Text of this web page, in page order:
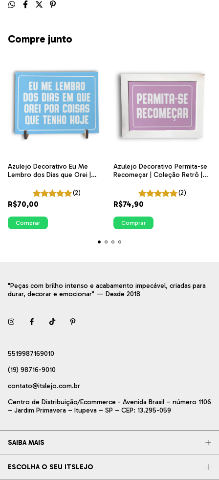
Compre junto
Azulejo Decorativo Eu Me
Lembro dos Dias que Orei |
(2)
R$70,00
Comprar
Azulejo Decorativo Permita-se
Recomeçar | Coleção Retrô |
(2)
R$74,90
Comprar
"Peças com brilho intenso e acabamento impecável, criadas para
durar, decorar e emocionar" — Desde 2018
5519987169010
(19) 98716-9010
contato@itslejo.com.br
Centro de Distribuição/Ecommerce - Avenida Brasil – número 1106
– Jardim Primavera – Itupeva – SP – CEP: 13.295-059
SAIBA MAIS
ESCOLHA O SEU ITSLEJO